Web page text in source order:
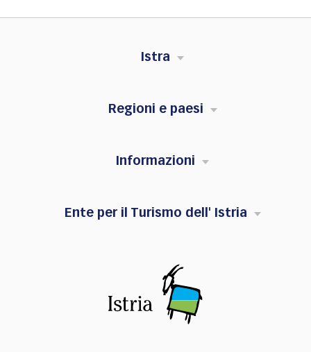
Istra
Regioni e paesi
Informazioni
Ente per il Turismo dell' Istria